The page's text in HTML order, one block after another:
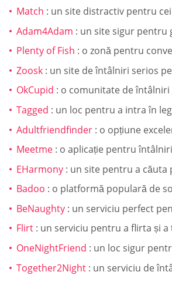
Match : un site distractiv pentru
Adam4Adam : un site sigur pentru
Plenty of Fish : o zonă pentru
Zoosk : un site de întâlniri serios
OkCupid : o comunitate de
Tagged : un loc pentru a intra în
Adultfriendfinder : o opțiune
Meetme : o aplicație pentru
EHarmony : un site pentru a
Badoo : o platformă populară de
BeNaughty : un serviciu perfect
Flirt : un serviciu pentru a flirta și
OneNightFriend : un loc sigur
Together2Night : un serviciu de